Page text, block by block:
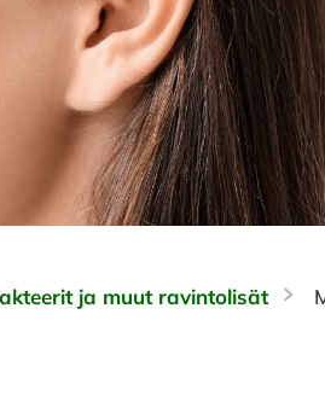
ja muut ravintolisät